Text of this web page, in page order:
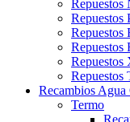
Repuestos
Repuestos
Repuestos
Repuestos
Repuestos
Repuestos
Recambios Agua
Termo